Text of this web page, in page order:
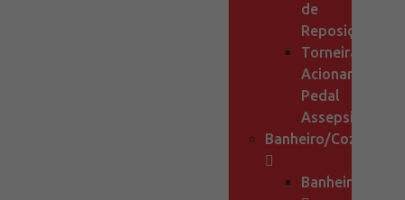
de
Reposição
Torneira
Acionamento
Pedal
Assepsia
Banheiro/Cozinha
Banheiro